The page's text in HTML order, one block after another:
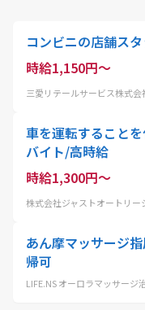
コンビニの店舗ス
時給1,150円～
三愛リテールサービス株式会
車を運転すること
バイト/高時給
時給1,300円～
株式会社ジャストオートリー
あん摩マッサージ
帰可
LIFE.NS オーロラマッサージ